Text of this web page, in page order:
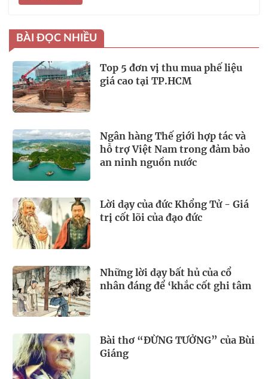
BÀI ĐỌC NHIỀU
Top 5 đơn vị thu mua phế liệu
giá cao tại TP.HCM
Ngân hàng Thế giới hợp tác và
hỗ trợ Việt Nam trong đảm bảo
an ninh nguồn nước
Lời dạy của đức Khổng Tử - Giá
trị cốt lõi của đạo đức
Những lời dạy bất hủ của cổ
nhân đáng để ‘khắc cốt ghi tâm
Bài thơ “ĐỪNG TƯỞNG” của Bùi
Giáng